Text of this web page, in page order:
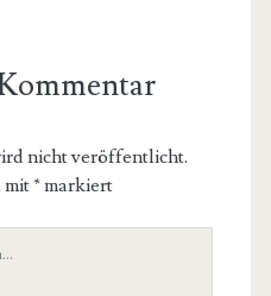
nicht veröffentlicht.
mit*markiert